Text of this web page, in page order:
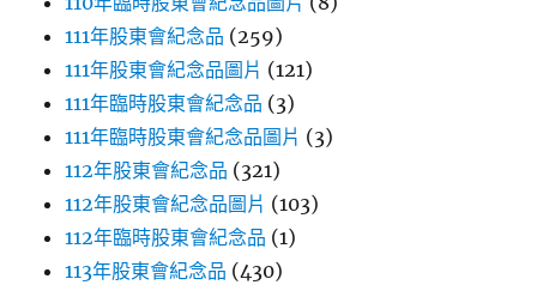
111年股東會紀念品 (259)
111年股東會紀念品圖片 (121)
111年臨時股東會紀念品 (3)
111年臨時股東會紀念品圖片 (3)
112年股東會紀念品 (321)
112年股東會紀念品圖片 (103)
112年臨時股東會紀念品 (1)
113年股東會紀念品 (430)